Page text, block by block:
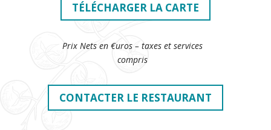
TÉLÉCHARGER LA CARTE
Prix Nets en €uros – taxes et services
compris
CONTACTER LE RESTAURANT